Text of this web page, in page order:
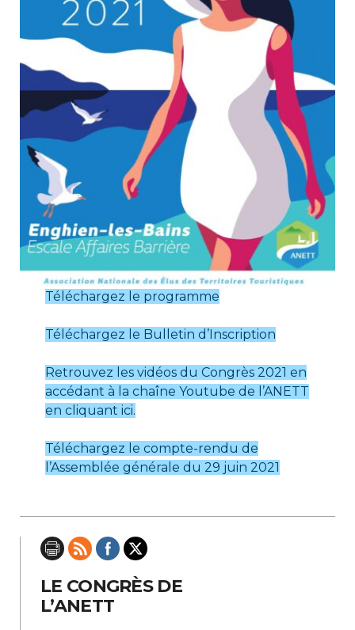
Téléchargez le programme
Téléchargez le Bulletin d’Inscription
Retrouvez les vidéos du Congrès 2021 en
accédant à la chaîne Youtube de l’ANETT
en cliquant ici.
Téléchargez le compte-rendu de
l’Assemblée générale du 29 juin 2021
LE CONGRÈS DE
L’ANETT